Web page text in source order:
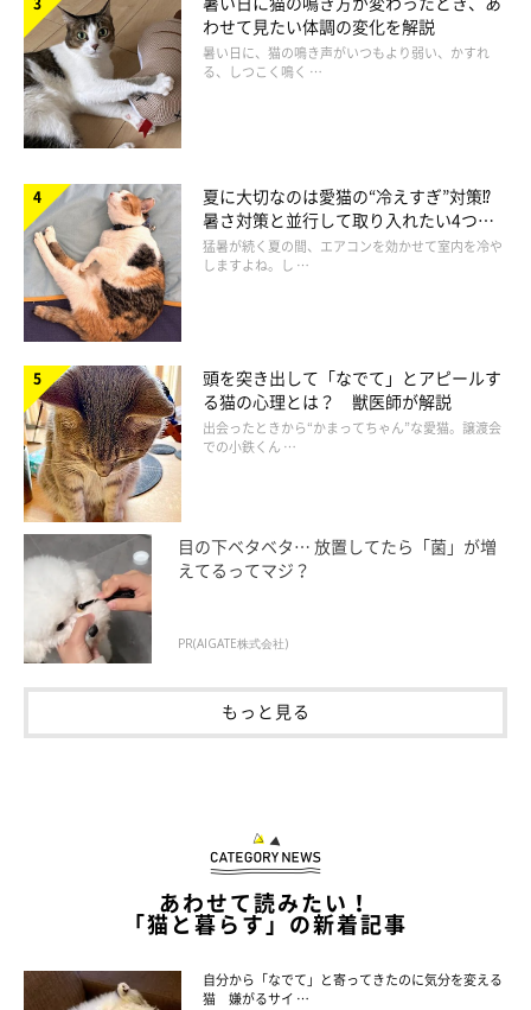
果物は食物繊維豊富！
まいにちいぬ・ねこのきもち
わせて見たい体調の変化を解説
暑い日に、猫の鳴き声がいつもより弱い、かすれ
る、しつこく鳴く …
夏に大切なのは愛猫の“冷えすぎ”対策⁉
暑さ対策と並行して取り入れたい4つの
工夫
猛暑が続く夏の間、エアコンを効かせて室内を冷や
しますよね。し …
頭を突き出して「なでて」とアピールす
る猫の心理とは？ 獣医師が解説
出会ったときから“かまってちゃん”な愛猫。譲渡会
での小鉄くん …
目の下ベタベタ… 放置してたら「菌」が増
えてるってマジ？
PR(AIGATE株式会社)
もっと見る
あわせて読みたい！
「猫と暮らす」の新着記事
自分から「なでて」と寄ってきたのに気分を変える
猫 嫌がるサイ …